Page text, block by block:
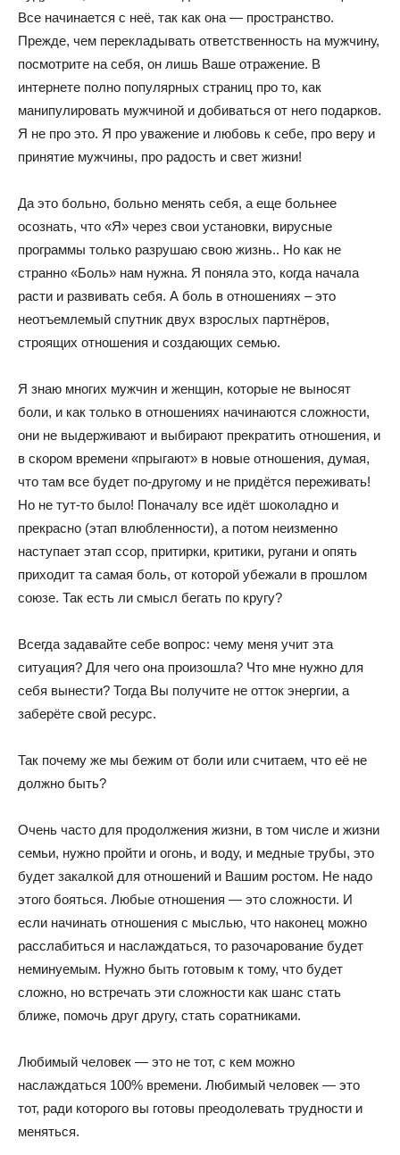
Все начинается с неё, так как она — пространство.
Прежде, чем перекладывать ответственность на мужчину,
посмотрите на себя, он лишь Ваше отражение. В
интернете полно популярных страниц про то, как
манипулировать мужчиной и добиваться от него подарков.
Я не про это. Я про уважение и любовь к себе, про веру и
принятие мужчины, про радость и свет жизни!
Да это больно, больно менять себя, а еще больнее
осознать, что «Я» через свои установки, вирусные
программы только разрушаю свою жизнь.. Но как не
странно «Боль» нам нужна. Я поняла это, когда начала
расти и развивать себя. А боль в отношениях – это
неотъемлемый спутник двух взрослых партнёров,
строящих отношения и создающих семью.
Я знаю многих мужчин и женщин, которые не выносят
боли, и как только в отношениях начинаются сложности,
они не выдерживают и выбирают прекратить отношения, и
в скором времени «прыгают» в новые отношения, думая,
что там все будет по-другому и не придётся переживать!
Но не тут-то было! Поначалу все идёт шоколадно и
прекрасно (этап влюбленности), а потом неизменно
наступает этап ссор, притирки, критики, ругани и опять
приходит та самая боль, от которой убежали в прошлом
союзе. Так есть ли смысл бегать по кругу?
Всегда задавайте себе вопрос: чему меня учит эта
ситуация? Для чего она произошла? Что мне нужно для
себя вынести? Тогда Вы получите не отток энергии, а
заберёте свой ресурс.
Так почему же мы бежим от боли или считаем, что её не
должно быть?
Очень часто для продолжения жизни, в том числе и жизни
семьи, нужно пройти и огонь, и воду, и медные трубы, это
будет закалкой для отношений и Вашим ростом. Не надо
этого бояться. Любые отношения — это сложности. И
если начинать отношения с мыслью, что наконец можно
расслабиться и наслаждаться, то разочарование будет
неминуемым. Нужно быть готовым к тому, что будет
сложно, но встречать эти сложности как шанс стать
ближе, помочь друг другу, стать соратниками.
Любимый человек — это не тот, с кем можно
наслаждаться 100% времени. Любимый человек — это
тот, ради которого вы готовы преодолевать трудности и
меняться.